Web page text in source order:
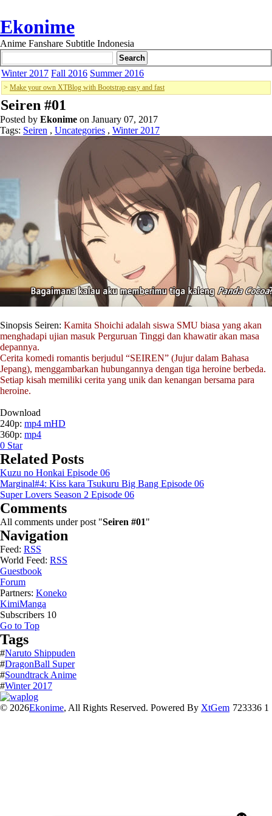
Ekonime
Anime Fanshare Subtitle Indonesia
Winter 2017 Fall 2016 Summer 2016
> Make your own XTBlog with Bootstrap easy and fast
Seiren #01
Posted by Ekonime on January 07, 2017
Tags: Seiren , Uncategories , Winter 2017
Sinopsis Seiren: Kamita Shoichi adalah siswa SMU biasa yang akan
menghadapi ujian masuk Perguruan Tinggi dan khawatir akan masa
depannya.
Cerita komedi romantis berjudul “SEIREN” (Jujur dalam Bahasa
Jepang), menggambarkan hubungannya dengan tiga heroine berbeda.
Setiap kisah memiliki cerita yang unik dan kenangan bersama para
heroine.
Download
240p: mp4 mHD
360p: mp4
0 Star
Related Posts
Kuzu no Honkai Episode 06
Marginal#4: Kiss kara Tsukuru Big Bang Episode 06
Super Lovers Season 2 Episode 06
Comments
All comments under post "Seiren #01"
Navigation
Feed: RSS
World Feed: RSS
Guestbook
Forum
Partners: Koneko
KimiManga
Subscribers 10
Go to Top
Tags
#Naruto Shippuden
#DragonBall Super
#Soundtrack Anime
#Winter 2017
© 2026Ekonime, All Rights Reserved. Powered By XtGem 723336 1